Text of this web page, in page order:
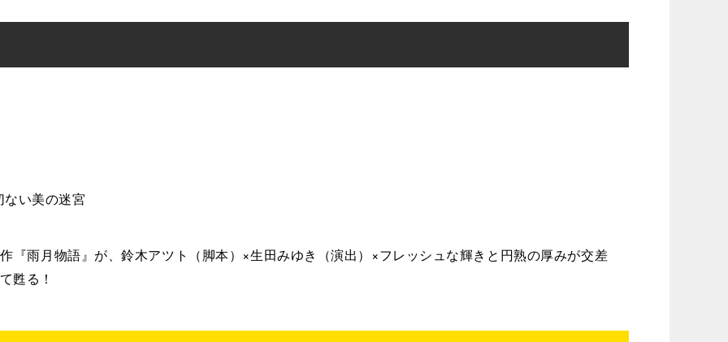
い美の迷宮
『雨月物語』が、鈴木アツト（脚本）×生田みゆき（演出）×フレッシュな輝きと円熟の厚みが交差
甦る！